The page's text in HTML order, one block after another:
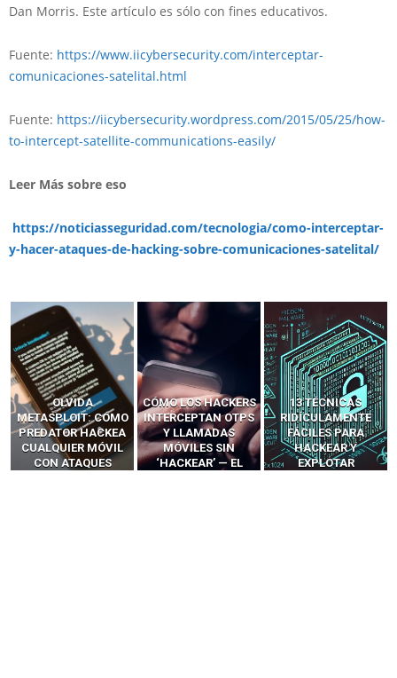
Dan Morris. Este artículo es sólo con fines educativos.
Fuente: https://www.iicybersecurity.com/interceptar-
comunicaciones-satelital.html
Fuente: https://iicybersecurity.wordpress.com/2015/05/25/how-
to-intercept-satellite-communications-easily/
Leer Más sobre eso
https://noticiasseguridad.com/tecnologia/como-interceptar-
y-hacer-ataques-de-hacking-sobre-comunicaciones-satelital/
OLVIDA
METASPLOIT: CÓMO
PREDATOR HACKEA
CUALQUIER MÓVIL
CON ATAQUES
CÓMO LOS HACKERS
INTERCEPTAN OTPS
Y LLAMADAS
MÓVILES SIN
‘HACKEAR’ — EL
13 TÉCNICAS
RIDÍCULAMENTE
FÁCILES PARA
HACKEAR Y
EXPLOTAR